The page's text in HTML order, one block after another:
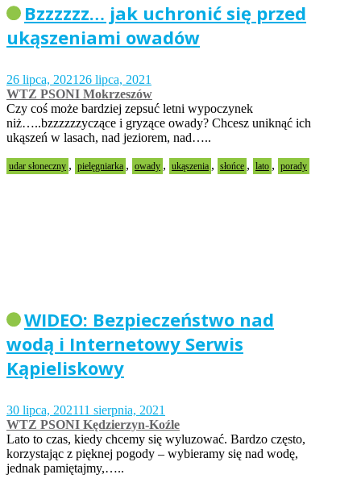
Bzzzzzz… jak uchronić się przed
ukąszeniami owadów
26 lipca, 2021 26 lipca, 2021
WTZ PSONI Mokrzeszów
Czy coś może bardziej zepsuć letni wypoczynek
niż…..bzzzzzzyczące i gryzące owady? Chcesz uniknąć ich
ukąszeń w lasach, nad jeziorem, nad…..
udar słoneczny , pielęgniarka , owady , ukąszenia , słońce , lato , porady
WIDEO: Bezpieczeństwo nad
wodą i Internetowy Serwis
Kąpieliskowy
30 lipca, 202111 sierpnia, 2021
WTZ PSONI Kędzierzyn-Koźle
Lato to czas, kiedy chcemy się wyluzować. Bardzo często,
korzystając z pięknej pogody – wybieramy się nad wodę,
jednak pamiętajmy,…..